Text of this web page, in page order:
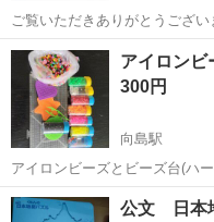
ご覧いただきありがとうございます。 「ディズニー I CAN
りイングリッシュ」です。 定
題なくお使いいただけます。
京都 城陽市 おもちゃ
アイロンビ
300円
向島駅
アイロンビーズとビーズ台(ハ
して飾りなど作れるパーツで
バラです。 中古を理解のうえ
京都 京都市 向島駅
公文 日本